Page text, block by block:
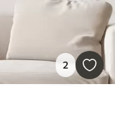
2